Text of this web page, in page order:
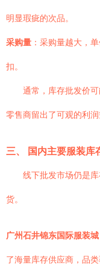
明显瑕疵的次品。
采购量 ：采购量越大，
扣。
通常，库存批发价
零售商留出了可观的利润
三、 国内主要服装库
线下批发市场仍是
货。
广州石井锦东国际服装城
了海量库存供应商，品